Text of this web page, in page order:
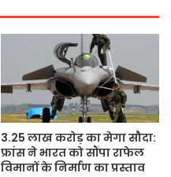
3.25 लाख करोड़ का मेगा सौदा:
फ्रांस ने भारत को सौंपा राफेल
विमानों के निर्माण का प्रस्ताव